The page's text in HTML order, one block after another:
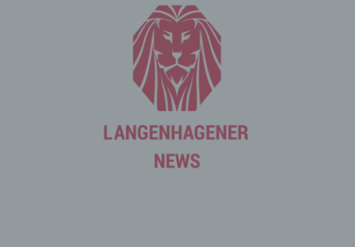
Angriffen auf unsere informationstechnologischen
Bei der Nutzung dieser allgemeinen Daten und
Informationen ziehen wird keine Rückschlüsse auf die
betroffene Person. Diese Informationen werden vielmehr
benötigt, um (1) die Inhalte unserer Internetseite korrekt
die Werbung für diese zu optimieren, (3) die dauerhafte
Funktionsfähigkeit unserer informationstechnologischen